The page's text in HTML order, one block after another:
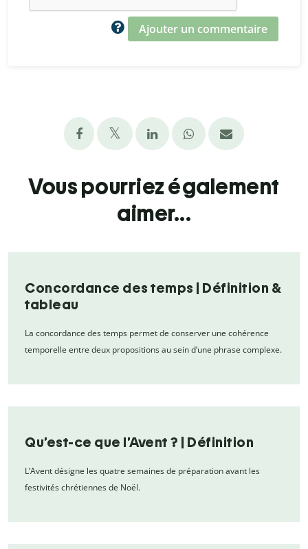
Ajouter un commentaire
Vous pourriez également
aimer...
Concordance des temps | Définition &
tableau
La concordance des temps permet de conserver une cohérence
temporelle entre deux propositions au sein d’une phrase complexe.
Qu’est-ce que l’Avent ? | Définition
L’Avent désigne les quatre semaines de préparation avant les
festivités chrétiennes de Noël.